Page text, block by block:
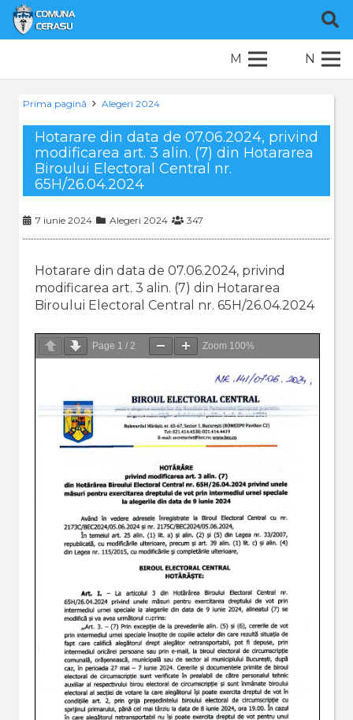
M N
Prima pagină Alegeri 2024
Hotarare din data de 07.06.2024, privind
modificarea art. 3 alin. (7) din Hotararea
Biroului Electoral Central nr.
65H/26.04.2024
7 iunie 2024 Alegeri 2024 347
Hotarare din data de 07.06.2024, privind
modificarea art. 3 alin. (7) din Hotararea
Biroului Electoral Central nr. 65H/26.04.2024
Page 1 / 2 Zoom 100%